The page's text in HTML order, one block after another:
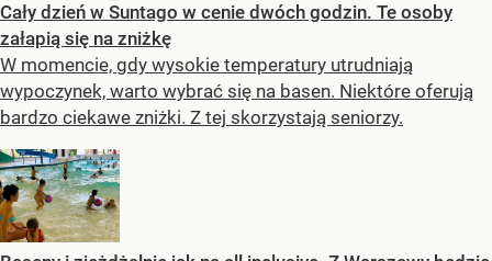
Cały dzień w Suntago w cenie dwóch godzin. Te osoby
załapią się na zniżkę
W momencie, gdy wysokie temperatury utrudniają
wypoczynek, warto wybrać się na basen. Niektóre oferują
bardzo ciekawe zniżki. Z tej skorzystają seniorzy.